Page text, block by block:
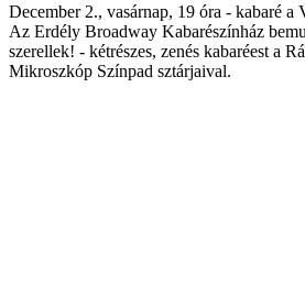
December 2., vasárnap, 19 óra - kabaré a
Az Erdély Broadway Kabarészínház
szerellek! - kétrészes, zenés kabaréest a
Mikroszkóp Színpad sztárjaival.